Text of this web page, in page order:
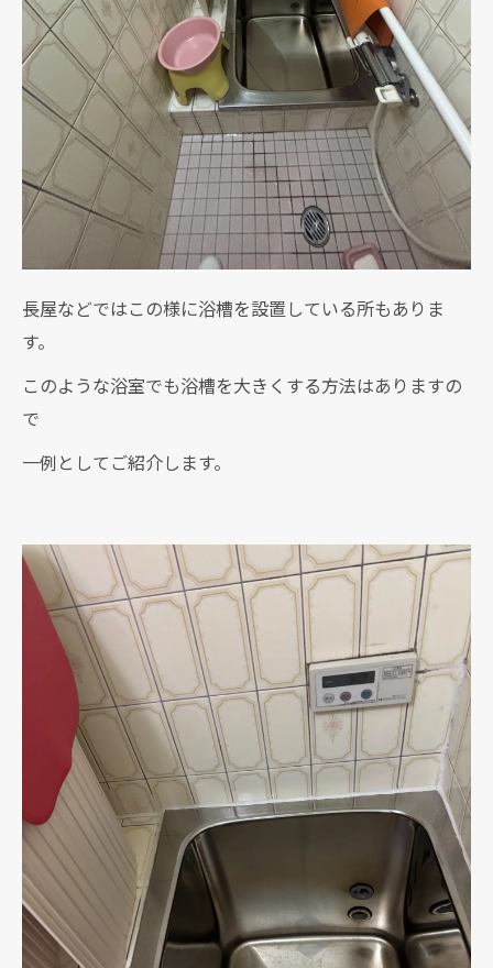
長屋などではこの様に浴槽を設置している所もありま
す。
このような浴室でも浴槽を大きくする方法はありますの
で
一例としてご紹介します。